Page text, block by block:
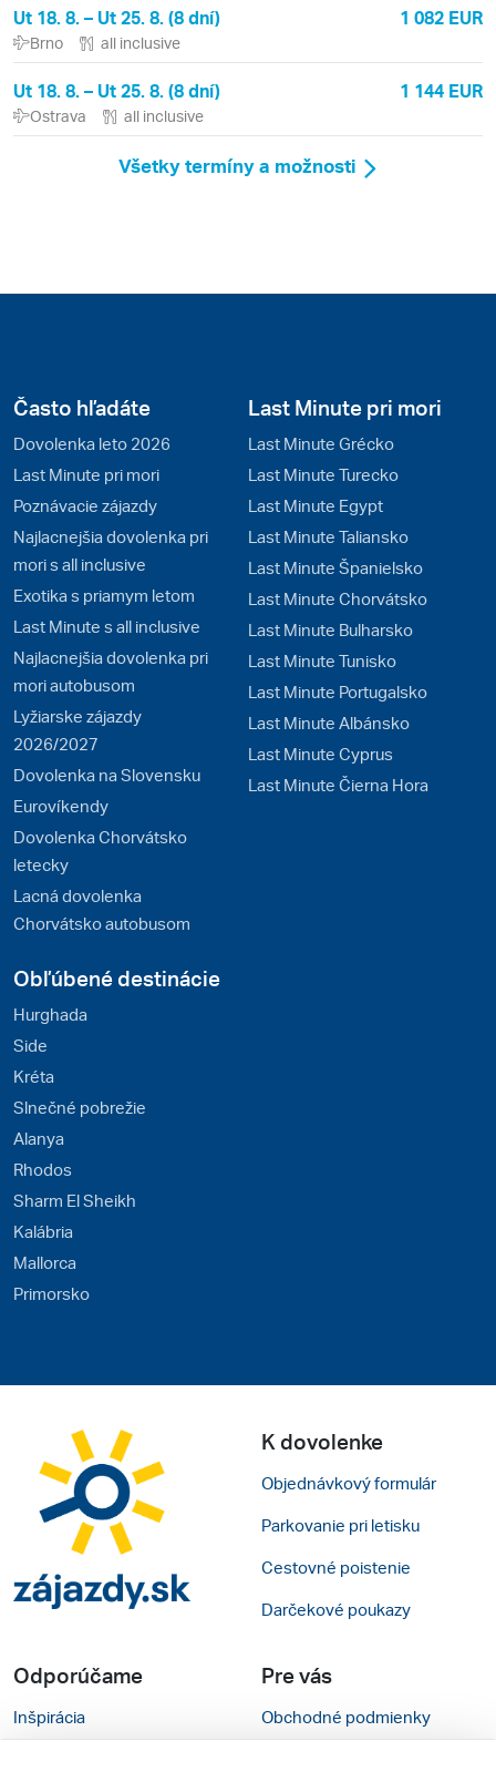
Ut 18. 8. – Ut 25. 8. (8 dní) 1 082 EUR
Brno all inclusive
Ut 18. 8. – Ut 25. 8. (8 dní) 1 144 EUR
Ostrava all inclusive
Všetky termíny a možnosti
Často hľadáte
Dovolenka leto 2026
Last Minute pri mori
Poznávacie zájazdy
Najlacnejšia dovolenka pri
mori s all inclusive
Exotika s priamym letom
Last Minute s all inclusive
Najlacnejšia dovolenka pri
mori autobusom
Lyžiarske zájazdy
2026/2027
Dovolenka na Slovensku
Eurovíkendy
Dovolenka Chorvátsko
letecky
Lacná dovolenka
Chorvátsko autobusom
Last Minute pri mori
Last Minute Grécko
Last Minute Turecko
Last Minute Egypt
Last Minute Taliansko
Last Minute Španielsko
Last Minute Chorvátsko
Last Minute Bulharsko
Last Minute Tunisko
Last Minute Portugalsko
Last Minute Albánsko
Last Minute Cyprus
Last Minute Čierna Hora
Obľúbené destinácie
Hurghada
Side
Kréta
Slnečné pobrežie
Alanya
Rhodos
Sharm El Sheikh
Kalábria
Mallorca
Primorsko
K dovolenke
Objednávkový formulár
Parkovanie pri letisku
Cestovné poistenie
Darčekové poukazy
Odporúčame
Inšpirácia
Pre vás
Obchodné podmienky